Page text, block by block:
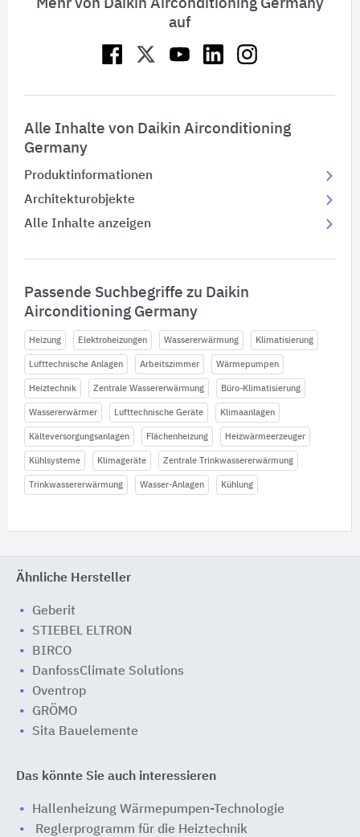
Mehr von Daikin Airconditioning Germany
auf
Alle Inhalte von Daikin Airconditioning
Germany
Produktinformationen
Architekturobjekte
Alle Inhalte anzeigen
Passende Suchbegriffe zu Daikin
Airconditioning Germany
Heizung Elektroheizungen Wassererwärmung Klimatisierung
Lufttechnische Anlagen Arbeitszimmer Wärmepumpen
Heiztechnik Zentrale Wassererwärmung Büro-Klimatisierung
Wassererwärmer Lufttechnische Geräte Klimaanlagen
Kälteversorgungsanlagen Flächenheizung Heizwärmeerzeuger
Kühlsysteme Klimageräte Zentrale Trinkwassererwärmung
Trinkwassererwärmung Wasser-Anlagen Kühlung
Ähnliche Hersteller
Geberit
STIEBEL ELTRON
BIRCO
DanfossClimate Solutions
Oventrop
GRÖMO
Sita Bauelemente
Das könnte Sie auch interessieren
Hallenheizung Wärmepumpen-Technologie
Reglerprogramm für die Heiztechnik